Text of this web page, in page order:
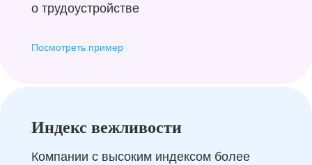
о трудоустройстве
Посмотреть пример
Индекс вежливости
Компании с высоким индексом более